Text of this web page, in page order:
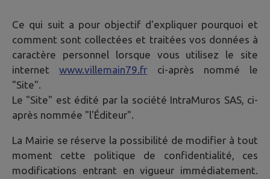
Ce qui suit a pour objectif d'expliquer pourquoi et
comment sont collectées et traitées vos données à
caractère personnel lorsque vous utilisez le site
internetwww.villemain79.fr ci-après nommé le
"Site".
Le "Site" est édité par la société IntraMuros SAS, ci-
après nommée "l'Éditeur".
La Mairie se réserve la possibilité de modifier à tout
moment cette politique de confidentialité, ces
modifications entrant en vigueur immédiatement.